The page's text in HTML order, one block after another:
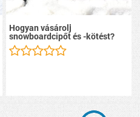
Hogyan vásárolj
snowboardcipőt és -kötést?